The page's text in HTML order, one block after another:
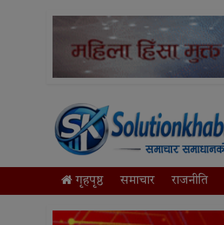
गृहपृष्ठ समाचार राजनीति